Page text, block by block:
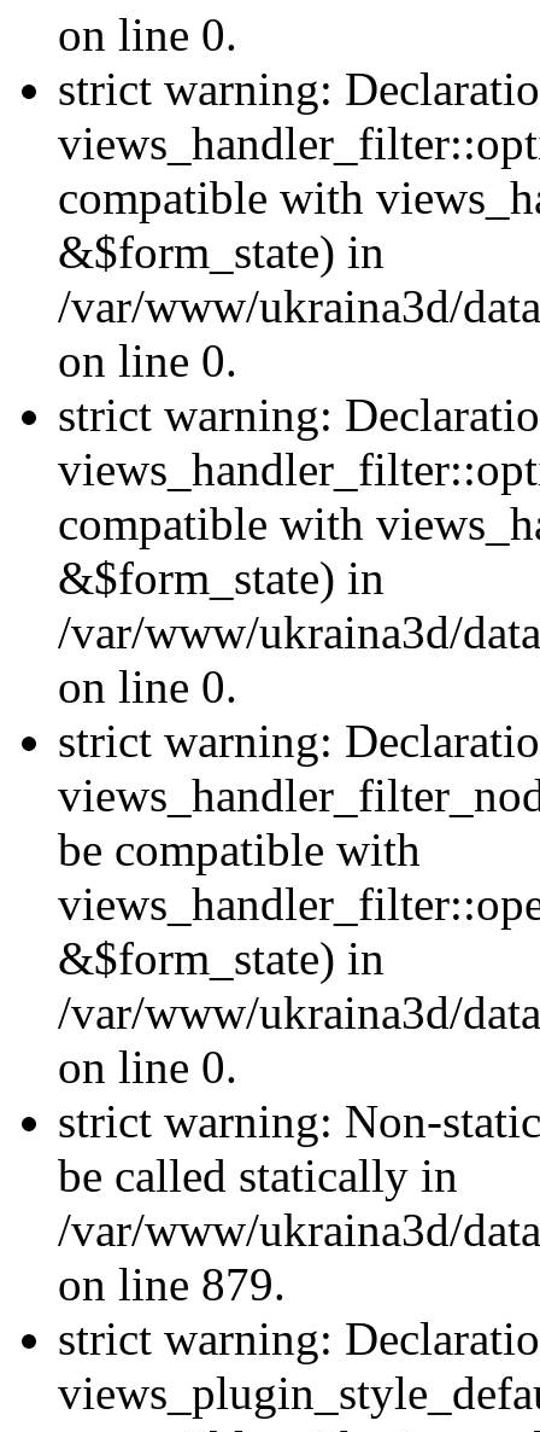
on line 0.
strict warning:
compatible with
&$form_state) in
/var/www/ukraina3d/
on line 0.
strict warning:
compatible with
&$form_state) in
/var/www/ukraina3d/
on line 0.
strict warning:
be compatible with
&$form_state) in
/var/www/ukraina3d/
on line 0.
strict warning: Non-
be called statically in
/var/www/ukraina3d/
on line 879.
strict warning: